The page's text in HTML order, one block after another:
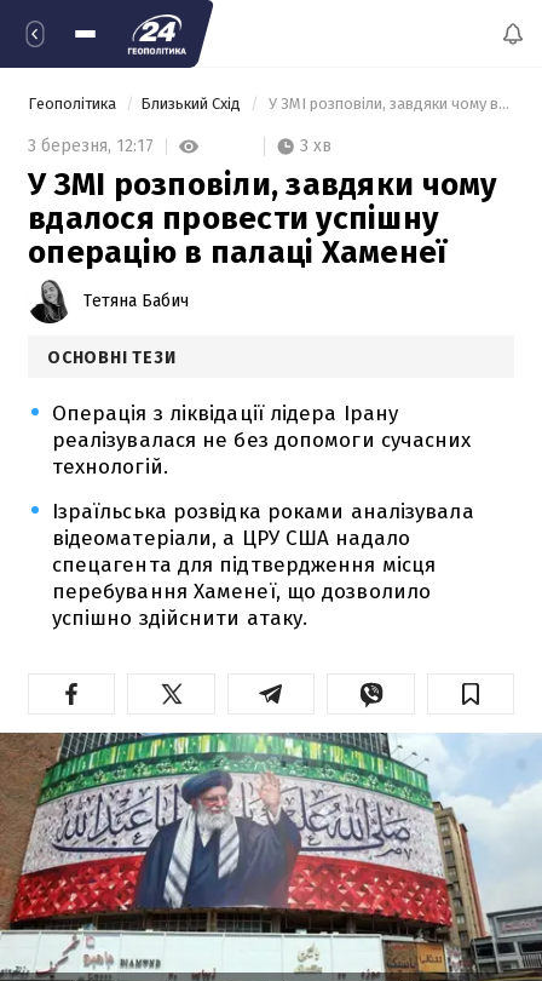
Геополітика Близький Схід У ЗМІ розповіли, завдяки чому вдалося провести успішну операцію в палаці Хаменеї
3 березня, 12:17 3 хв
У ЗМІ розповіли, завдяки чому
вдалося провести успішну
операцію в палаці Хаменеї
Тетяна Бабич
ОСНОВНІ ТЕЗИ
Операція з ліквідації лідера Ірану
реалізувалася не без допомоги сучасних
технологій.
Ізраїльська розвідка роками аналізувала
відеоматеріали, а ЦРУ США надало
спецагента для підтвердження місця
перебування Хаменеї, що дозволило
успішно здійснити атаку.